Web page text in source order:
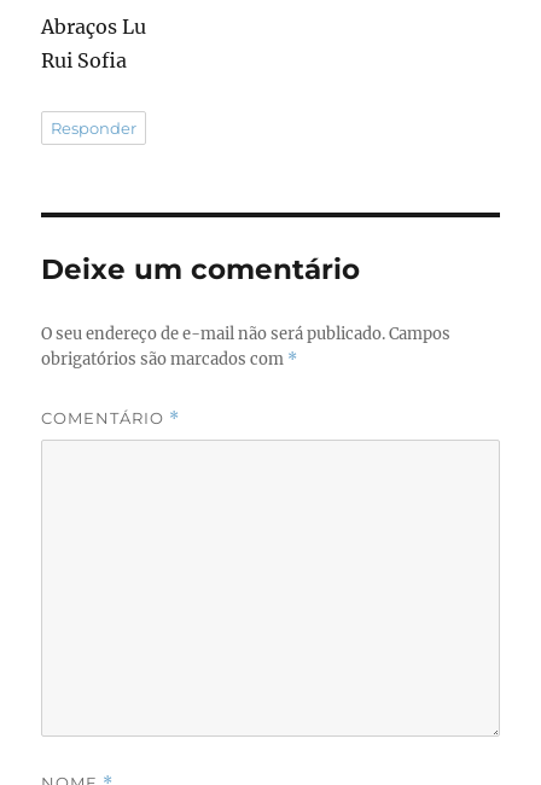
Abraços Lu
Rui Sofia
Responder
Deixe um comentário
O seu endereço de e-mail não será publicado. Campos
obrigatórios são marcados com *
COMENTÁRIO *